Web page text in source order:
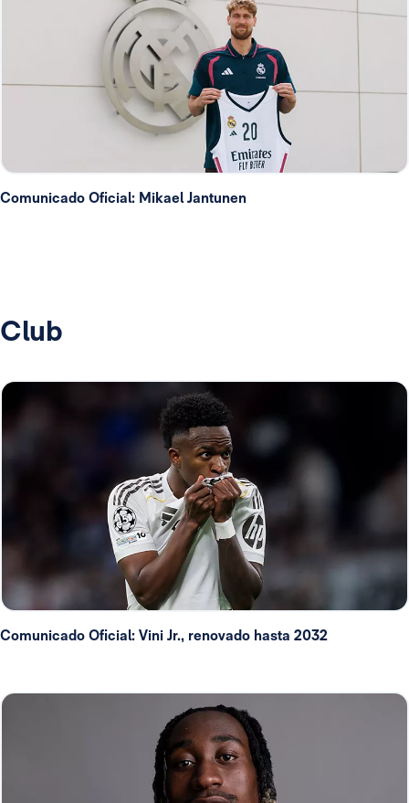
Comunicado Oficial: Mikael Jantunen
Club
Comunicado Oficial: Vini Jr., renovado hasta 2032